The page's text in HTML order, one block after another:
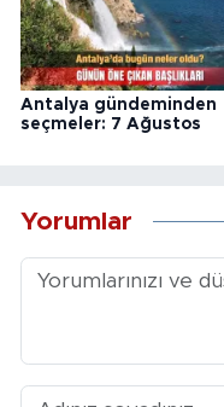
Antalya gündeminden
seçmeler: 7 Ağustos
Yorumlar